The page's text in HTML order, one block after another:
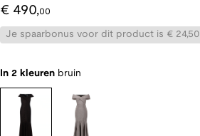
€ 490,00
Je spaarbonus voor dit product is € 24,50
In 2 kleuren bruin